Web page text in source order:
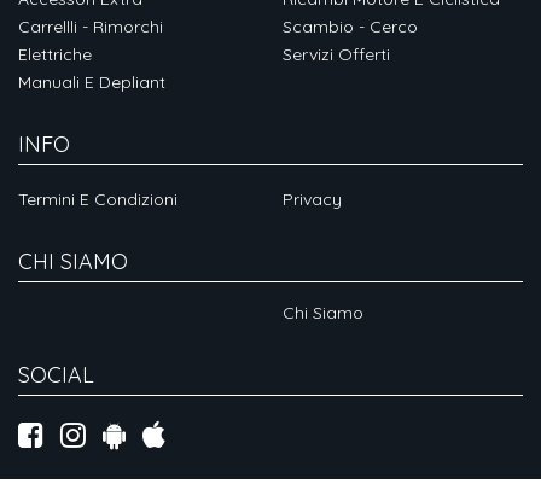
Carrellli - Rimorchi
Elettriche
Manuali E Depliant
Scambio - Cerco
Servizi Offerti
INFO
Termini E Condizioni Privacy
CHI SIAMO
Chi Siamo
SOCIAL